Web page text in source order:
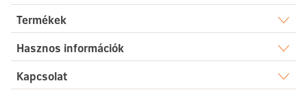
Rólunk
Sajtószoba
Karrier
Termékek
Élet
Egészség
Hasznos információk
Dokumentumtár
Kapcsolat